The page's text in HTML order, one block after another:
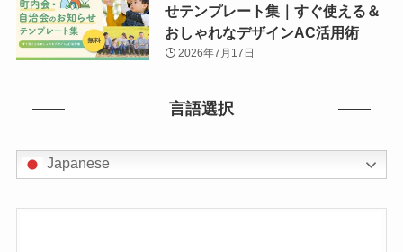
せテンプレート集｜すぐ使える＆
おしゃれなデザインAC活用術
2026年7月17日
言語選択
Japanese